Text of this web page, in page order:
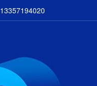
13357194020